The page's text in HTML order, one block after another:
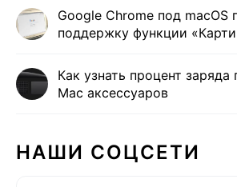
Google Chrome под macOS
поддержку функции
Как узнать процент
Mac аксессуаров
НАШИ СОЦСЕТИ